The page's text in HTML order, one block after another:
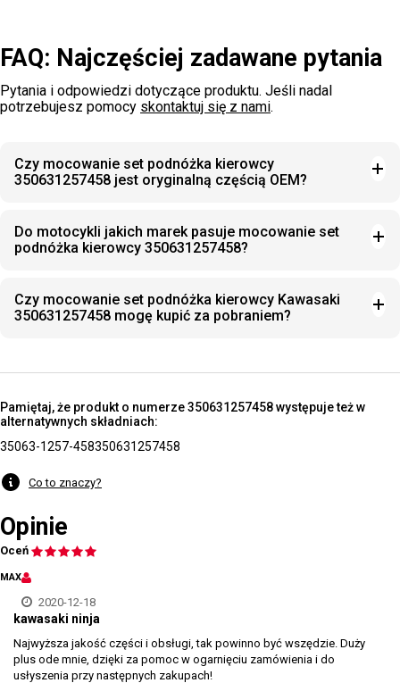
FAQ: Najczęściej zadawane pytania
Pytania i odpowiedzi dotyczące produktu. Jeśli nadal
potrzebujesz pomocy skontaktuj się z nami.
Czy mocowanie set podnóżka kierowcy
350631257458 jest oryginalną częścią OEM?
Do motocykli jakich marek pasuje mocowanie set
podnóżka kierowcy 350631257458?
Czy mocowanie set podnóżka kierowcy Kawasaki
350631257458 mogę kupić za pobraniem?
Pamiętaj, że produkt o numerze 350631257458 występuje też w
alternatywnych składniach:
35063-1257-458350631257458
Co to znaczy?
Opinie
Oceń
MAX
2020-12-18
kawasaki ninja
Najwyższa jakość części i obsługi, tak powinno być wszędzie. Duży
plus ode mnie, dzięki za pomoc w ogarnięciu zamówienia i do
usłyszenia przy następnych zakupach!